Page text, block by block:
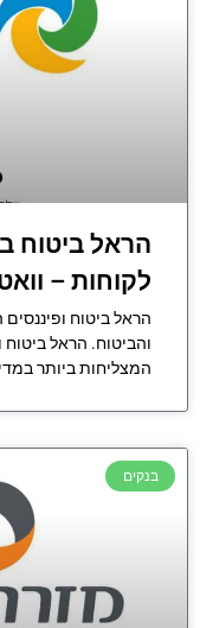
הראל ביטוח
לקוחות –
הראל ביטוח
והביטוח. הראל
המצליחות ביותר
בנקים